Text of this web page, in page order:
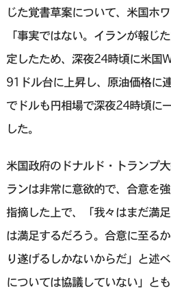
じた覚書草案について、米国ホ
「事実ではない。イランが報じ
定したため、深夜24時頃に米国
91ドル台に上昇し、原油価格に
でドルも円相場で深夜24時頃に
した。
米国政府のドナルド・トランプ
ランは非常に意欲的で、合意を
指摘した上で、「我々はまだ満
は満足するだろう。合意に至る
り遂げるしかないからだ」と述
については協議していない」と